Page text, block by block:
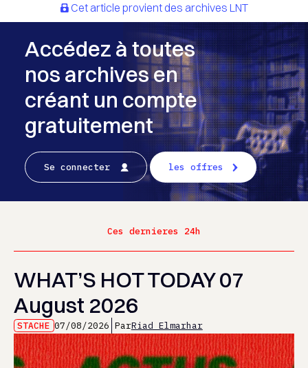
Cet article provient des archives LNT
Accédez à toutes
nos archives en
créant un compte
gratuitement
Se connecter les offres
Ces dernieres 24h
WHAT’S HOT TODAY 07
August 2026
STACHE 07/08/2026 ParRiad Elmarhar